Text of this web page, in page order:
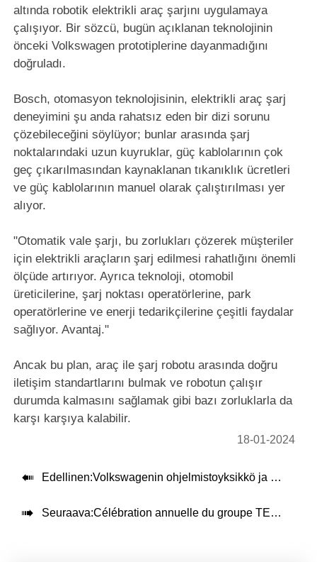
altında robotik elektrikli araç şarjını uygulamaya
çalışıyor. Bir sözcü, bugün açıklanan teknolojinin
önceki Volkswagen prototiplerine dayanmadığını
doğruladı.
Bosch, otomasyon teknolojisinin, elektrikli araç şarj
deneyimini şu anda rahatsız eden bir dizi sorunu
çözebileceğini söylüyor; bunlar arasında şarj
noktalarındaki uzun kuyruklar, güç kablolarının çok
geç çıkarılmasından kaynaklanan tıkanıklık ücretleri
ve güç kablolarının manuel olarak çalıştırılması yer
alıyor.
"Otomatik vale şarjı, bu zorlukları çözerek müşteriler
için elektrikli araçların şarj edilmesi rahatlığını önemli
ölçüde artırıyor. Ayrıca teknoloji, otomobil
üreticilerine, şarj noktası operatörlerine, park
operatörlerine ve enerji tedarikçilerine çeşitli faydalar
sağlıyor. Avantaj."
Ancak bu plan, araç ile şarj robotu arasında doğru
iletişim standartlarını bulmak ve robotun çalışır
durumda kalmasını sağlamak gibi bazı zorluklarla da
karşı karşıya kalabilir.
18-01-2024
 Edellinen:Volkswagenin ohjelmistoyksikkö ja Bosch testaavat sähköautojen latausta ja autonomista pysäköintiä
 Seuraava:Célébration annuelle du groupe TEISON pour une année 2023 brillante